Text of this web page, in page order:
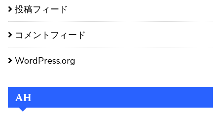
投稿フィード
コメントフィード
WordPress.org
AH